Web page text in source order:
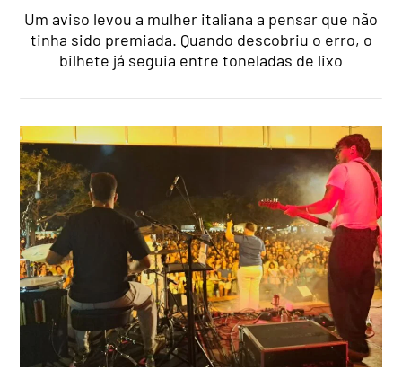
Um aviso levou a mulher italiana a pensar que não
tinha sido premiada. Quando descobriu o erro, o
bilhete já seguia entre toneladas de lixo